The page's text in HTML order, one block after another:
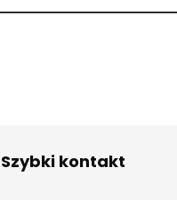
Szybki kontakt